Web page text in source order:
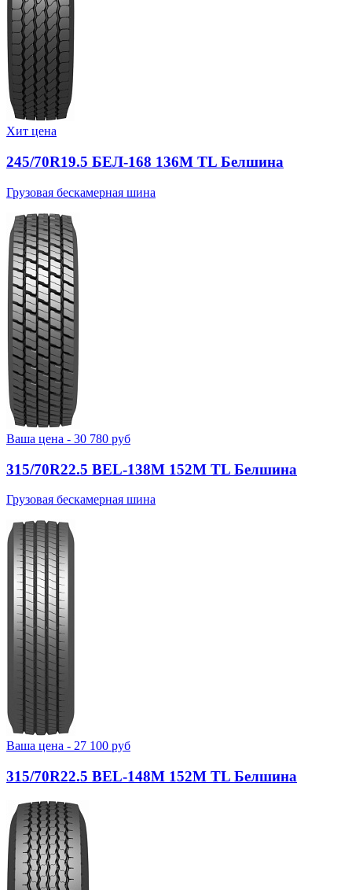
Хит цена
245/70R19.5 БЕЛ-168 136M TL Белшина
Грузовая бескамерная шина
Ваша цена - 30 780 руб
315/70R22.5 BEL-138М 152M TL Белшина
Грузовая бескамерная шина
Ваша цена - 27 100 руб
315/70R22.5 BEL-148М 152M TL Белшина